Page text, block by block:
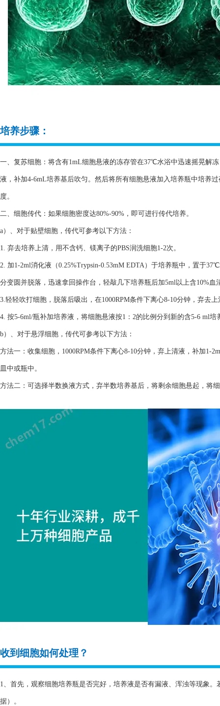
培养步骤：
一、复苏细胞：将含有1mL细胞悬液的冻存管在37℃水浴中迅速摇晃解
液，补加4-6mL培养基后吹匀。然后将所有细胞悬液加入培养瓶中培养
度。
二、细胞传代：如果细胞密度达80%-90%，即可进行传代培养。
a）、对于贴壁细胞，传代可参考以下方法：
1. 弃去培养上清，用不含钙、镁离子的PBS润洗细胞1-2次。
2. 加1-2ml消化液（0.25%Trypsin-0.53mM EDTA）于培养瓶中，置于
分变圆并脱落，迅速拿回操作台，轻敲几下培养瓶后加5ml以上含10%血
3.轻轻吹打细胞，脱落后吸出，在1000RPM条件下离心8-10分钟，弃去
4. 按5-6ml/瓶补加培养液，将细胞悬液按1：2的比例分到新的含5-6 ml培
b）、对于悬浮细胞，传代可参考以下方法：
方法一：收集细胞，1000RPM条件下离心8-10分钟，弃上清液，补加1-
皿中或瓶中。
方法二：可选择半数换液方式，弃半数培养基后，将剩余细胞悬起，将
收到细胞如何处理？
1、首先，观察细胞培养瓶是否完好，培养液是否有漏液、浑浊等现象
据）。